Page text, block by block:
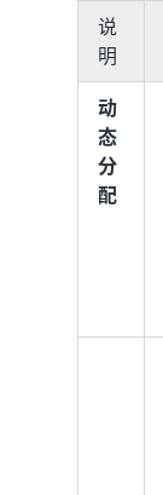
说
明
动
态
分
配